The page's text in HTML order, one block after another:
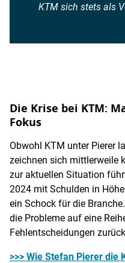
KTM sich stets als
Die Krise bei KTM:
Fokus
Obwohl KTM unter Pierer
zeichnen sich mittlerweile
zur aktuellen Situation
2024 mit Schulden in
ein Schock für die
die Probleme auf eine
Fehlentscheidungen
>>> Wie Stefan Pierer die